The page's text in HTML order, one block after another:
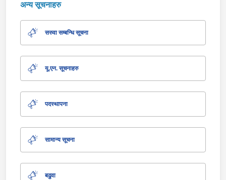
अन्य सूचनाहरु
सरुवा सम्बन्धि सूचना
यू.एन. सूचनाहरु
पदस्थापना
सामान्य सूचना
बढुवा